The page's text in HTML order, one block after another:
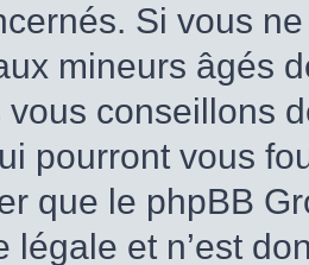
Si vous
mineurs âgés
vous conseillons
pourront vous
que le phpBB
légale et n’est